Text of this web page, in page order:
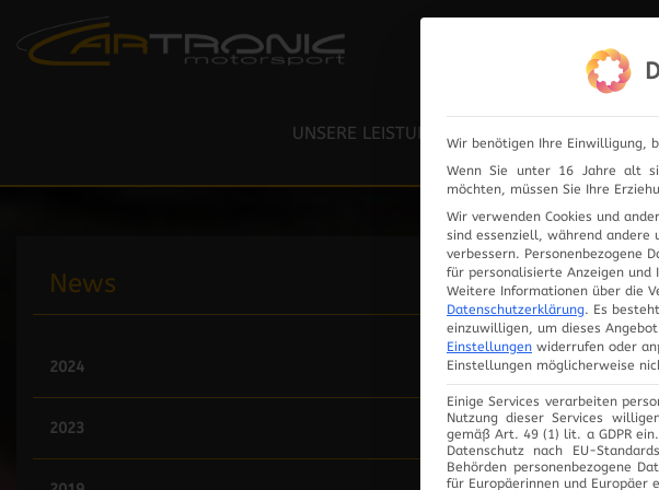
UNSERE LEISTUNGEN
RESTAURIERUNG / LACKIERUNG
ELEKTRIK / ELEKTRONIK
ELEKTRONIK
News
2024
2023
Wir benötigen Ihre Einwilligung,
Wenn Sie unter 16 Jahre alt
möchten, müssen Sie Ihre
Wir verwenden Cookies und
sind essenziell, während andere
verbessern. Personenbezogene
für personalisierte Anzeigen und
Weitere Informationen über die
Datenschutzerklärung. Es
einzuwilligen, um dieses
Einstellungen widerrufen oder
Einstellungen möglicherweise
Einige Services verarbeiten
Nutzung dieser Services
gemäß Art. 49 (1) lit. a GDPR
Datenschutz nach EU-
Behörden personenbezogene
für Europäerinnen und Europäer